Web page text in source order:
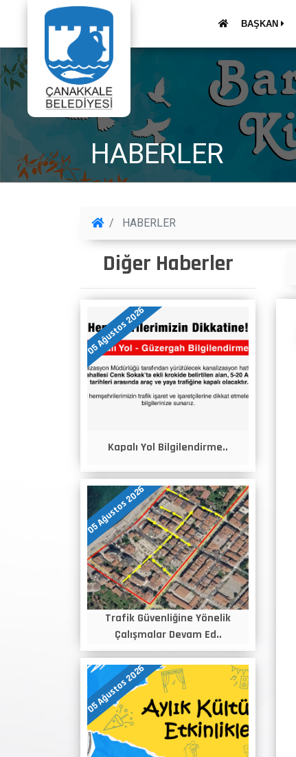
BAŞKAN
HABERLER
HABERLER
Diğer Haberler
05 Ağustos 2026
Kapalı Yol Bilgilendirme..
05 Ağustos 2026
Trafik Güvenliğine Yönelik
Çalışmalar Devam Ed..
05 Ağustos 2026
Duyurular